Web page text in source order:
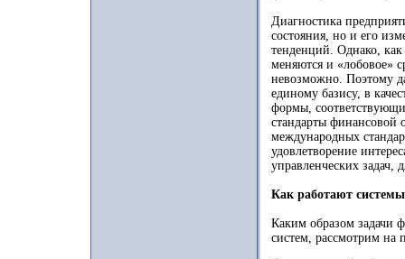
Диагностика
состояния, но и его
тенденций. Однако,
меняются и «лобовое»
невозможно. Поэтому
единому базису, в
формы,
стандарты финансовой
международных
удовлетворение
управленческих задач,
Как работают
Каким образом задачи
систем, рассмотрим на